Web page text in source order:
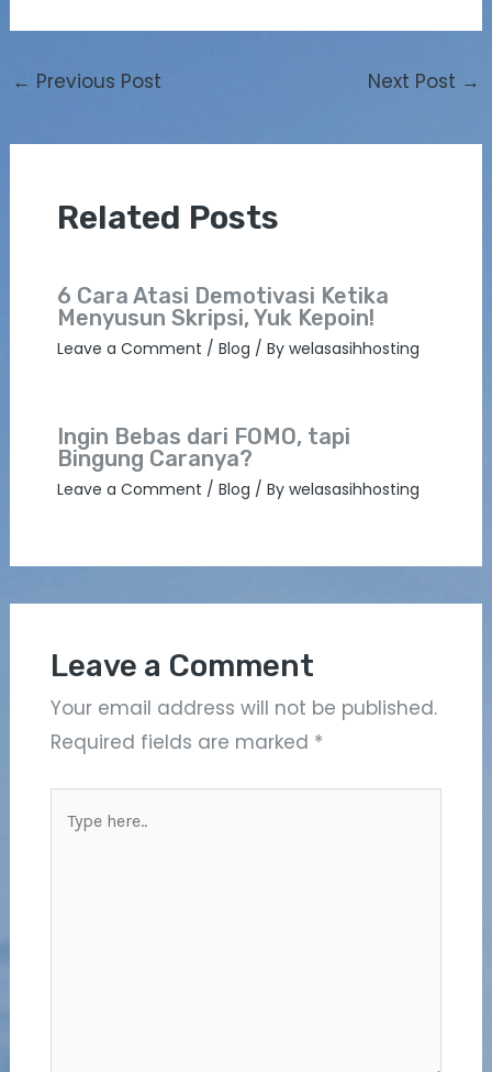
← Previous Post Next Post →
Related Posts
6 Cara Atasi Demotivasi Ketika
Menyusun Skripsi, Yuk Kepoin!
Leave a Comment / Blog / By welasasihhosting
Ingin Bebas dari FOMO, tapi
Bingung Caranya?
Leave a Comment / Blog / By welasasihhosting
Leave a Comment
Your email address will not be published.
Required fields are marked *
here..